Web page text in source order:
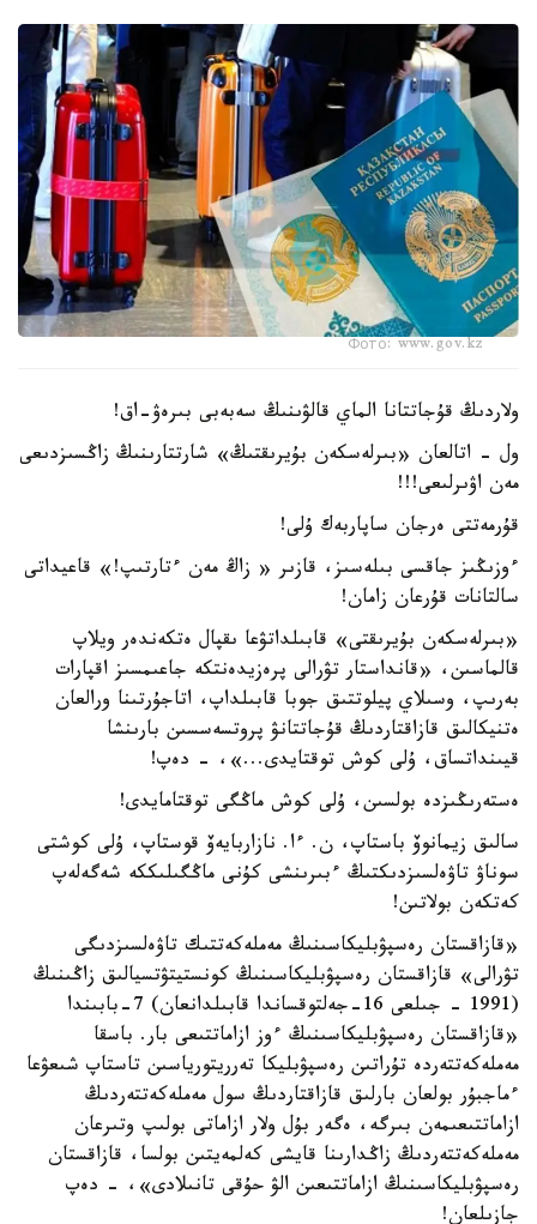
Фото: www.gov.kz
ولاردىڭ قۇجاتتانا الماي قالۋىنىڭ سەبەبى بىرەۋ-اق!
ول - اتالعان «بىرلەسكەن بۇيرىقتىڭ» شارتتارىنىڭ زاڭسىزدىعى
مەن اۋىرلىعى!!!
قۇرمەتتى ەرجان ساپاربەك ۇلى!
ءوزىڭىز جاقسى بىلەسىز، قازىر « زاڭ مەن ءتارتىپ!» قاعيداتى
سالتانات قۇرعان زامان!
«بىرلەسكەن بۇيرىقتى» قابىلداتۋعا ىقپال ەتكەندەر ويلاپ
قالماسىن، «قانداستار تۋرالى پرەزيدەنتكە جاعىمسىز اقپارات
بەرىپ، وسىلاي پيلوتتىق جوبا قابىلداپ، اتاجۇرتىنا ورالعان
ەتنيكالىق قازاقتاردىڭ قۇجاتتانۋ پروتسەسسىن بارىنشا
قيىنداتساق، ۇلى كوش توقتايدى...»، - دەپ!
ەستەرىڭىزدە بولسىن، ۇلى كوش ماڭگى توقتامايدى!
سالىق زيمانوۆ باستاپ، ن. ءا. نازاربايەۆ قوستاپ، ۇلى كوشتى
سوناۋ تاۋەلسىزدىكتىڭ ءبىرىنشى كۇنى ماڭگىلىككە شەگەلەپ
كەتكەن بولاتىن!
«قازاقستان رەسپۋبليكاسىنىڭ مەملەكەتتىك تاۋەلسىزدىگى
تۋرالى» قازاقستان رەسپۋبليكاسىنىڭ كونستيتۋتسيالىق زاڭىنىڭ
(1991 - جىلعى 16-جەلتوقساندا قابىلدانعان) 7-بابىندا
«قازاقستان رەسپۋبليكاسىنىڭ ءوز ازاماتتىعى بار. باسقا
مەملەكەتتەردە تۇراتىن رەسپۋبليكا تەرريتورياسىن تاستاپ شىعۋعا
ءماجبۇر بولعان بارلىق قازاقتاردىڭ سول مەملەكەتتەردىڭ
ازاماتتىعىمەن بىرگە، ەگەر بۇل ولار ازاماتى بولىپ وتىرعان
مەملەكەتتەردىڭ زاڭدارىنا قايشى كەلمەيتىن بولسا، قازاقستان
رەسپۋبليكاسىنىڭ ازاماتتىعىن الۋ حۇقى تانىلادى»، - دەپ
جازىلعان!